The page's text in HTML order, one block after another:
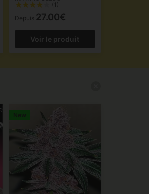
(1)
Depuis 27.00€
Voir le produit
New